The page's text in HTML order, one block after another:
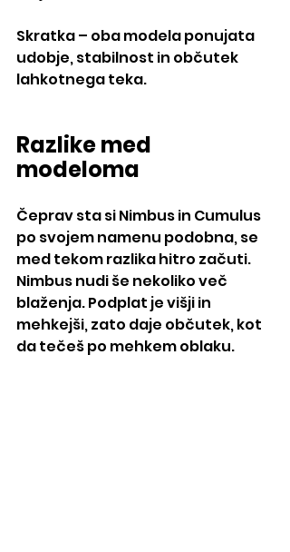
Skratka – oba modela ponujata
udobje, stabilnost in občutek
lahkotnega teka.
Razlike med
modeloma
Čeprav sta si Nimbus in Cumulus
po svojem namenu podobna, se
med tekom razlika hitro začuti.
Nimbus nudi še nekoliko več
blaženja. Podplat je višji in
mehkejši, zato daje občutek, kot
da tečeš po mehkem oblaku.